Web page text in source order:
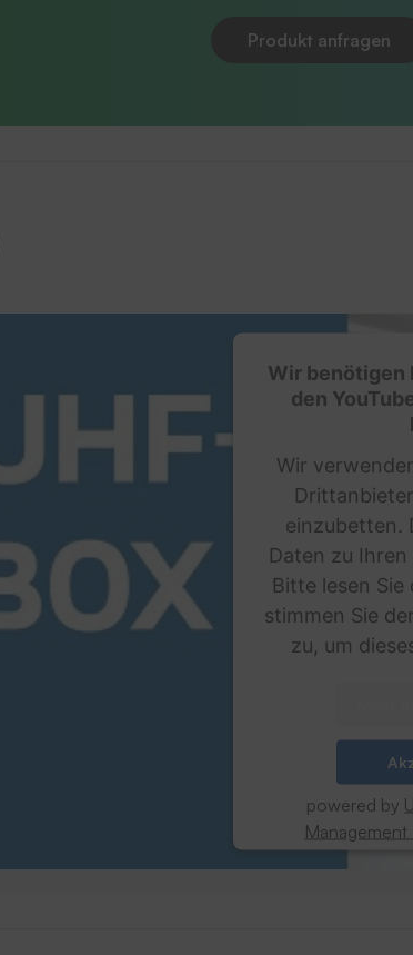
Produkt anfragen
Wir benötigen
den
Wir
einzubetten.
Daten zu
Bitte lesen Sie
stimmen Sie
zu, um
powered by
Management